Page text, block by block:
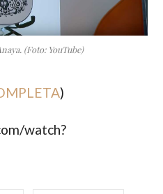
(Foto: YouTube)
)
watch?